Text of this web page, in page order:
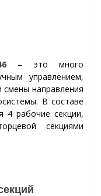
– это много
управлением,
смены направления
В составе
рабочие секции,
секциями